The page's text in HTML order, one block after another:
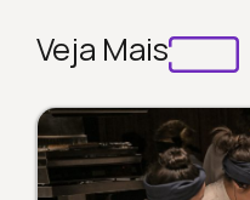
Veja Mais